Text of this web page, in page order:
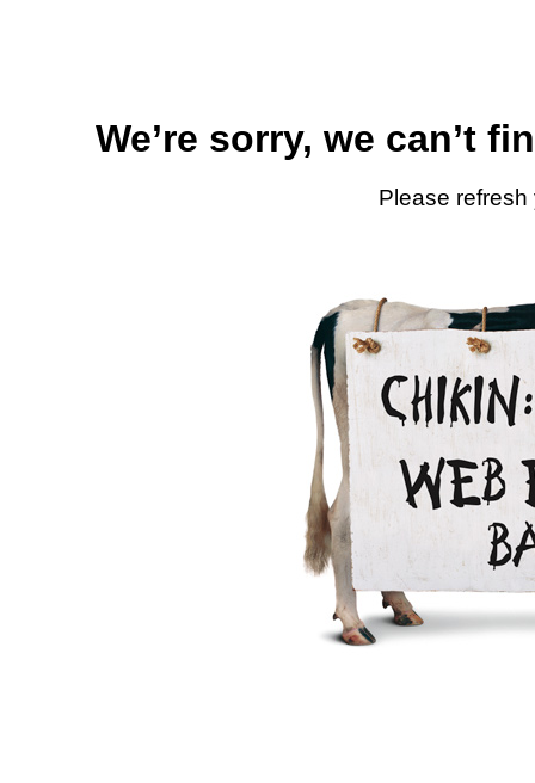
We’re sorry, we can’t
Please refresh